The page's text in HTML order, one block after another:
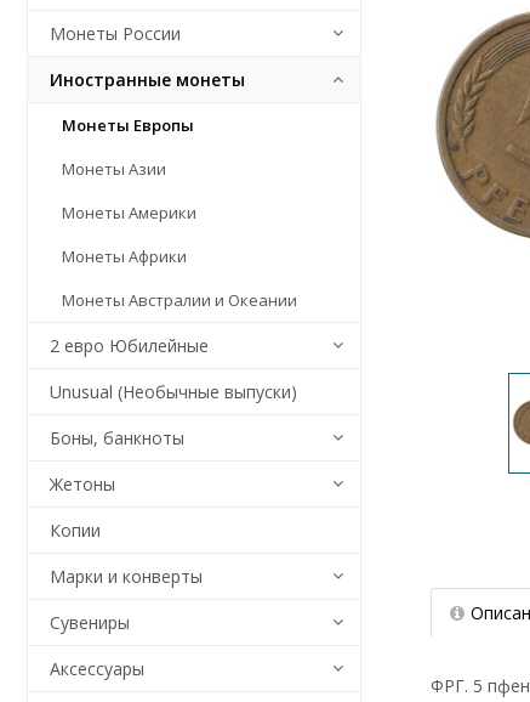
ФРГ. 5
Монеты России
Иностранные монеты
Монеты Европы
Монеты Азии
Монеты Америки
Монеты Африки
Монеты Австралии и Океании
2 евро Юбилейные
Unusual (Необычные выпуски)
Боны, банкноты
Жетоны
Копии
Марки и конверты
Сувениры
Аксессуары